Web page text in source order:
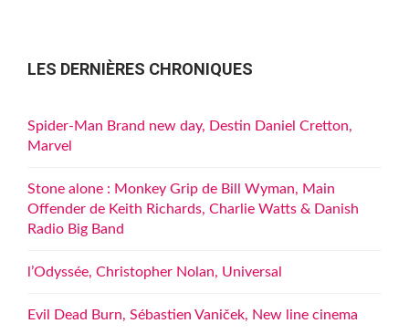
LES DERNIÈRES CHRONIQUES
Spider-Man Brand new day, Destin Daniel Cretton,
Marvel
Stone alone : Monkey Grip de Bill Wyman, Main
Offender de Keith Richards, Charlie Watts & Danish
Radio Big Band
l’Odyssée, Christopher Nolan, Universal
Evil Dead Burn, Sébastien Vaniček, New line cinema